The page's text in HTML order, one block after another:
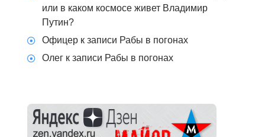
или в каком космосе живет Владимир
Путин?
Офицер к записи Рабы в погонах
Олег к записи Рабы в погонах